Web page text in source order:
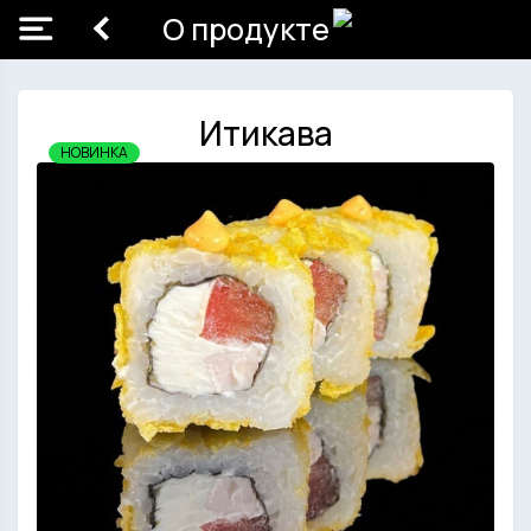
О продукте
Итикава
НОВИНКА